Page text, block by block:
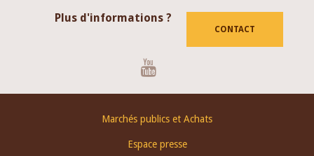
Plus d'informations ?
CONTACT
Marchés publics et Achats
Espace presse